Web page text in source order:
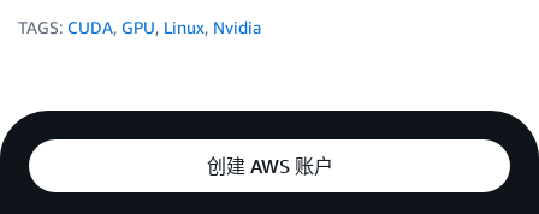
TAGS: CUDA, GPU, Linux, Nvidia
创建 AWS 账户